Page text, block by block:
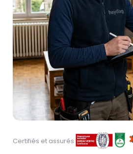
Certifiés et assurés